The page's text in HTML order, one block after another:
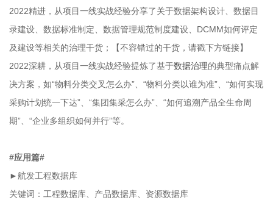
2022精进，从项目一线实战经验分享了关于数据架构设计、数据目
录建设、数据标准制定、数据管理规范制度建设、DCMM如何评定
及建设等相关的治理干货；【不容错过的干货，请戳下方链接】
2022深耕，从项目一线实战经验提炼了基于数据治理的典型痛点解
决方案，如“物料分类交叉怎么办”、“物料分类以谁为准”、“如何实现
采购计划统一下达”、“集团集采怎么办”、“如何追溯产品全生命周
期”、“企业多组织如何并行”等。
#应用篇#
►航发工程数据库
关键词：工程数据库、产品数据库、资源数据库